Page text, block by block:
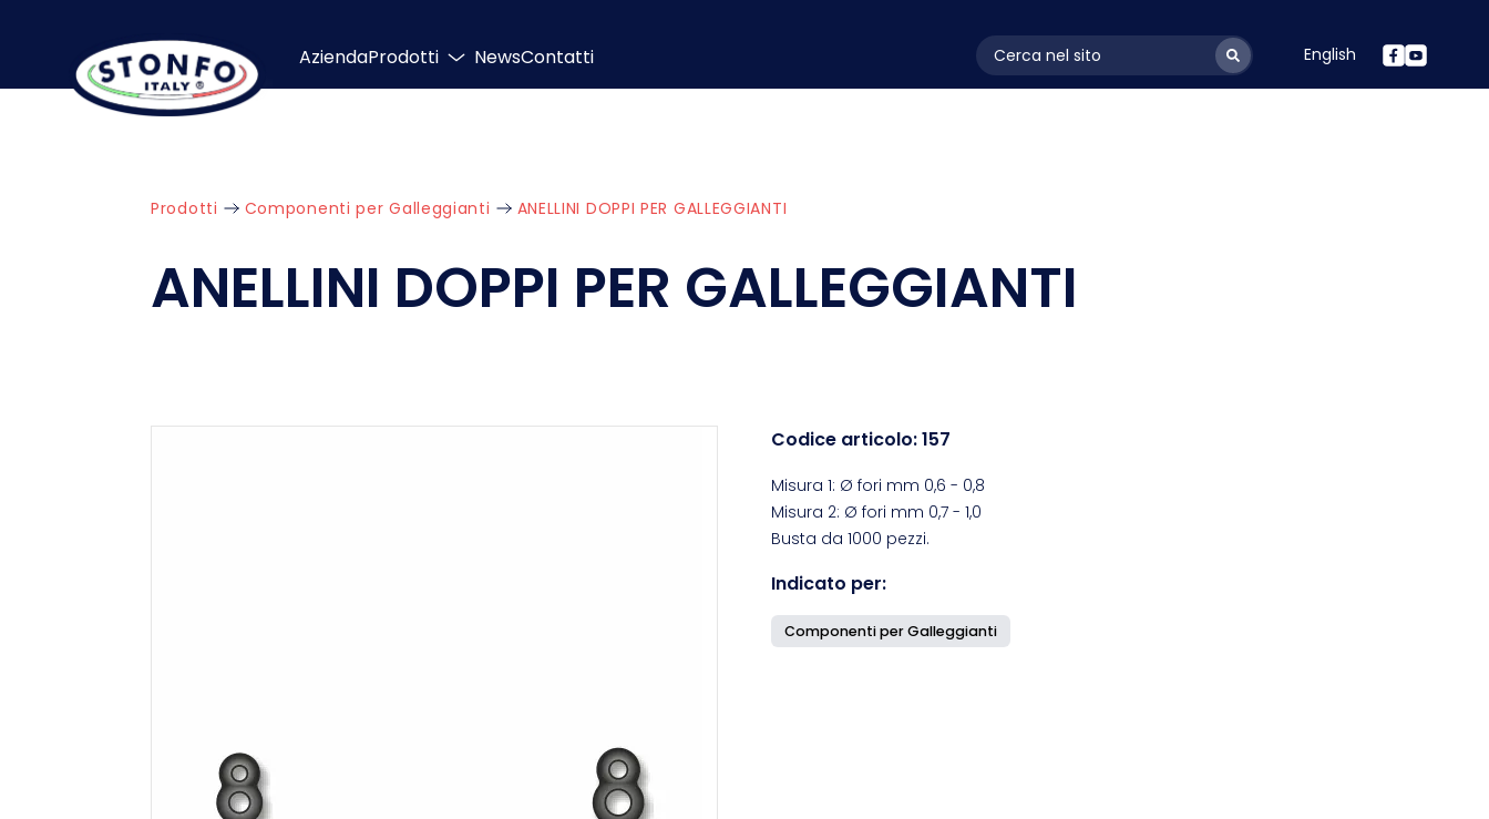
AziendaProdotti NewsContatti layoutSearchLabel English
Prodotti Componenti per Galleggianti ANELLINI DOPPI PER GALLEGGIANTI
ANELLINI DOPPI PER GALLEGGIANTI
Codice articolo:157
Misura 1: Ø fori mm 0,6 - 0,8
Misura 2: Ø fori mm 0,7 - 1,0
Busta da 1000 pezzi.
Indicato per:
Componenti per Galleggianti